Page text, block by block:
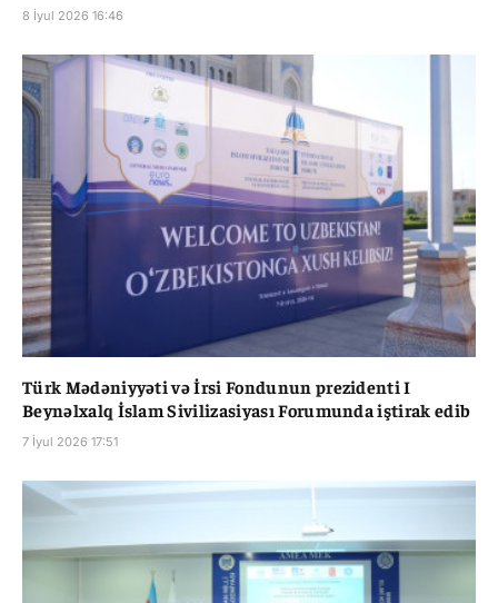
8 İyul 2026 16:46
Türk Mədəniyyəti və İrsi Fondunun prezidenti I
Beynəlxalq İslam Sivilizasiyası Forumunda iştirak edib
7 İyul 2026 17:51